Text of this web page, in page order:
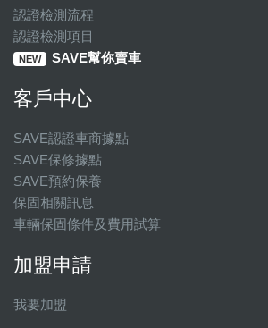
認證檢測流程
認證檢測項目
NEW SAVE幫你賣車
客戶中心
SAVE認證車商據點
SAVE保修據點
SAVE預約保養
保固相關訊息
車輛保固條件及費用試算
加盟申請
我要加盟